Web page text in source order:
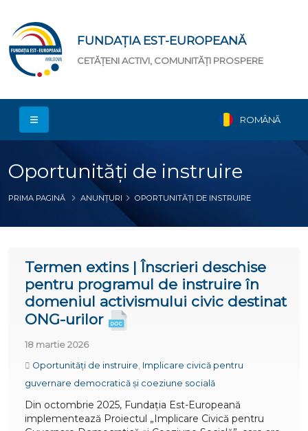
FUNDAȚIA EST-EUROPEANĂ
CETĂȚENI ACTIVI, COMUNITĂȚI PROSPERE
ROMÂNĂ
Oportunități de instruire
PRIMA PAGINĂ ANUNȚURI OPORTUNITĂȚI DE INSTRUIRE
Termen extins | Înscrieri deschise
pentru programul de instruire în
domeniul activismului civic destinat
ONG-urilor
18 martie 2026
Oportunități de instruire, Implicare civică pentru
guvernare democratică și coeziune socială
Din octombrie 2025, Fundația Est-Europeană
implementează Proiectul „Implicare Civică pentru